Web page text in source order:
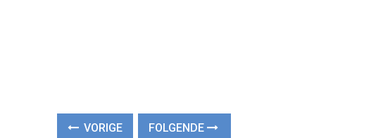
VORIGE FOLGENDE